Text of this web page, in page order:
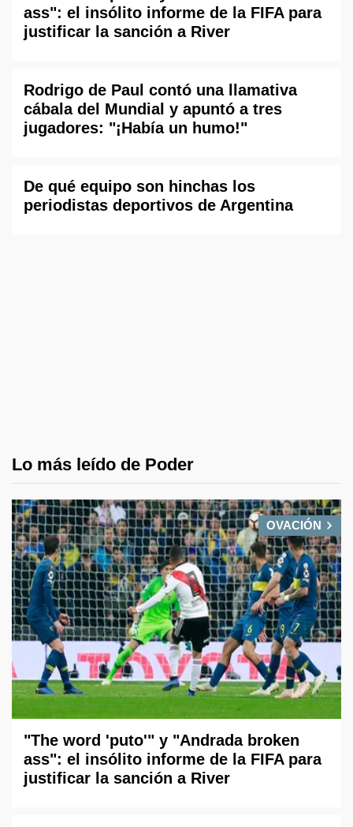
ass": el insólito informe de la FIFA para
justificar la sanción a River
Rodrigo de Paul contó una llamativa
cábala del Mundial y apuntó a tres
jugadores: "¡Había un humo!"
De qué equipo son hinchas los
periodistas deportivos de Argentina
Lo más leído de Poder
OVACIÓN
"The word 'puto'" y "Andrada broken
ass": el insólito informe de la FIFA para
justificar la sanción a River